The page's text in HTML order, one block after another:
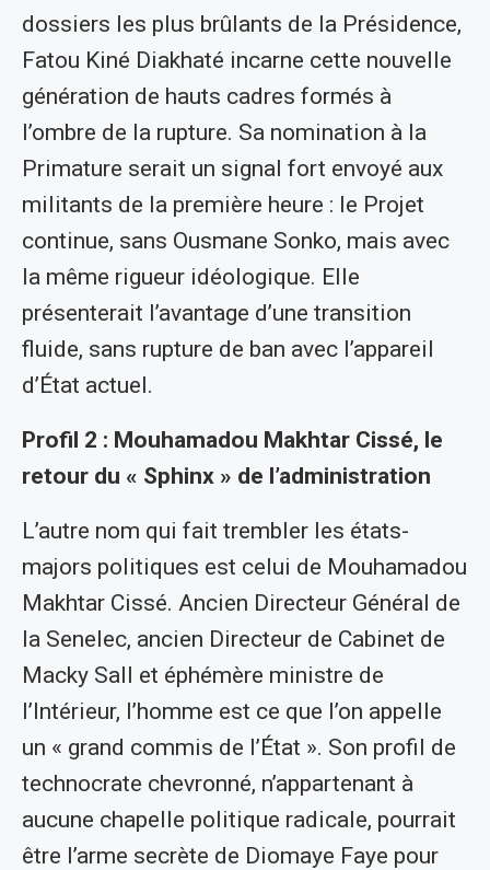
dossiers les plus brûlants de la Présidence,
Fatou Kiné Diakhaté incarne cette nouvelle
génération de hauts cadres formés à
l’ombre de la rupture. Sa nomination à la
Primature serait un signal fort envoyé aux
militants de la première heure : le Projet
continue, sans Ousmane Sonko, mais avec
la même rigueur idéologique. Elle
présenterait l’avantage d’une transition
fluide, sans rupture de ban avec l’appareil
d’État actuel.
Profil 2 : Mouhamadou Makhtar Cissé, le
retour du « Sphinx » de l’administration
L’autre nom qui fait trembler les états-
majors politiques est celui de Mouhamadou
Makhtar Cissé. Ancien Directeur Général de
la Senelec, ancien Directeur de Cabinet de
Macky Sall et éphémère ministre de
l’Intérieur, l’homme est ce que l’on appelle
un « grand commis de l’État ». Son profil de
technocrate chevronné, n’appartenant à
aucune chapelle politique radicale, pourrait
être l’arme secrète de Diomaye Faye pour